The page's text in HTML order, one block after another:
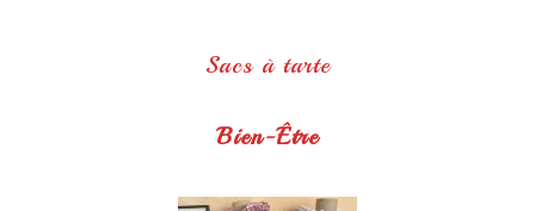
Sacs à tarte
Bien-Être